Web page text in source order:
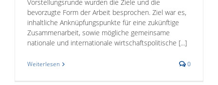
Vorstellungsrunde wurden die Ziele und die
bevorzugte Form der Arbeit besprochen. Ziel war es,
inhaltliche Anknüpfungspunkte für eine zukünftige
Zusammenarbeit, sowie mögliche gemeinsame
nationale und internationale wirtschaftspolitische [...]
Weiterlesen 0